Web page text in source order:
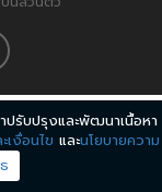
ปรับปรุงและพัฒนาเนื้อหา
เงื่อนไข และนโยบายความ